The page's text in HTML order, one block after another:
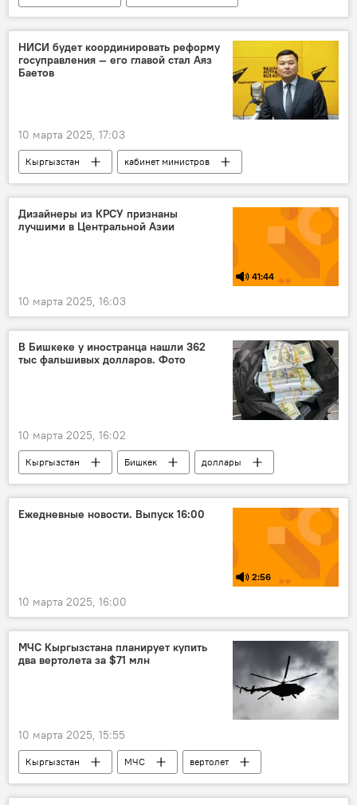
США
Дональд Трамп
Владимир Путин
Россия
В мире
отношения
Политика
НИСИ будет координировать реформу
госуправления — его главой стал Аяз
Баетов
10 марта 2025, 17:03
Кыргызстан
кабинет министров
Аяз Баетов
назначение НИСИ
Дизайнеры из КРСУ признаны
лучшими в Центральной Азии
41:44
10 марта 2025, 16:03
В Бишкеке у иностранца нашли 362
тыс фальшивых долларов. Фото
10 марта 2025, 16:02
Кыргызстан Бишкек
доллары
подделка
деньги
валюта
задержание
иностранец
Ежедневные новости. Выпуск 16:00
2:56
10 марта 2025, 16:00
МЧС Кыргызстана планирует купить
два вертолета за $71 млн
10 марта 2025, 15:55
Кыргызстан МЧС
вертолет
покупка
кредит Южная Корея